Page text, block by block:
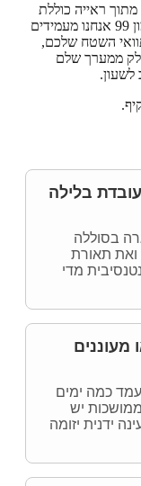
ראייה כוללת
ולא רק לפי נוחות ההתקנה. בחברת מוקד אמון 99 אנחנו מעמידים
השטח שלכם,
ממערך שלם
לשעון.
בלילה
בסוללה
ואת תאורת
מדי
מעוננים
כמה ימים
יש
ידנית יזומה